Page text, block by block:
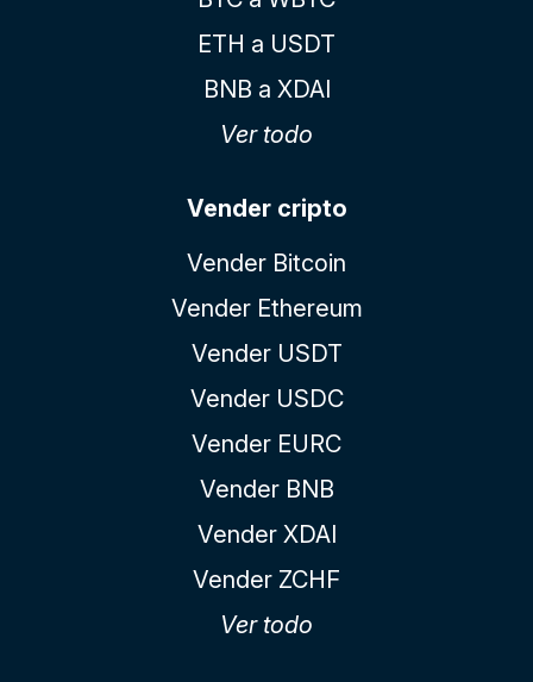
ETH a USDT
BNB a XDAI
Ver todo
Vender cripto
Vender Bitcoin
Vender Ethereum
Vender USDT
Vender USDC
Vender EURC
Vender BNB
Vender XDAI
Vender ZCHF
Ver todo